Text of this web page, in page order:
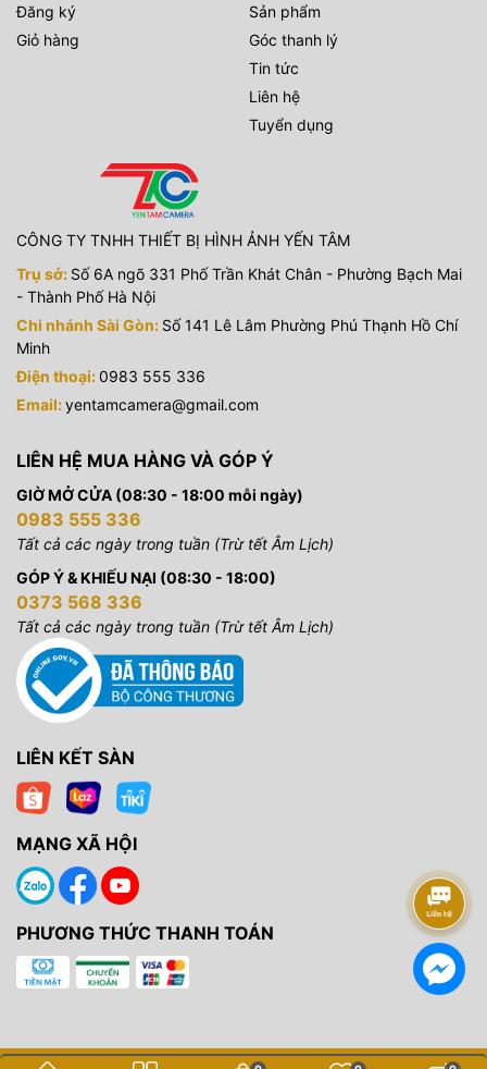
Đăng ký
Giỏ hàng
Sản phẩm
Góc thanh lý
Tin tức
Liên hệ
Tuyển dụng
CÔNG TY TNHH THIẾT BỊ HÌNH ẢNH YẾN TÂM
Trụ sở: Số 6A ngõ 331 Phố Trần Khát Chân - Phường Bạch Mai
- Thành Phố Hà Nội
Chi nhánh Sài Gòn: Số 141 Lê Lâm Phường Phú Thạnh Hồ Chí
Minh
Điện thoại:0983 555 336
Email:yentamcamera@gmail.com
LIÊN HỆ MUA HÀNG VÀ GÓP Ý
GIỜ MỞ CỬA (08:30 - 18:00 mỗi ngày)
0983 555 336
Tất cả các ngày trong tuần (Trừ tết Âm Lịch)
GÓP Ý & KHIẾU NẠI (08:30 - 18:00)
0373 568 336
Tất cả các ngày trong tuần (Trừ tết Âm Lịch)
LIÊN KẾT SÀN
MẠNG XÃ HỘI
PHƯƠNG THỨC THANH TOÁN